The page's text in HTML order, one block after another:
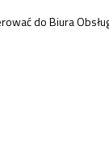
do Biura